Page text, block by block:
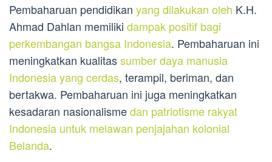
Pembaharuan pendidikan yang dilakukan oleh K.H.
Ahmad Dahlan memiliki dampak positif bagi
perkembangan bangsa Indonesia. Pembaharuan ini
meningkatkan kualitassumber daya manusia
Indonesia yang cerdas, terampil, beriman, dan
bertakwa. Pembaharuan ini juga meningkatkan
kesadaran nasionalismedan patriotisme rakyat
Indonesia untuk melawan penjajahan kolonial
Belanda.